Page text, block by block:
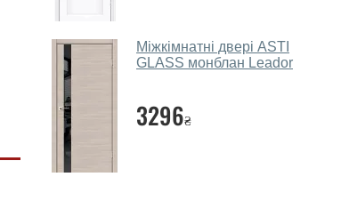
Міжкімнатні двері ASTI
GLASS монблан Leador
3296₴